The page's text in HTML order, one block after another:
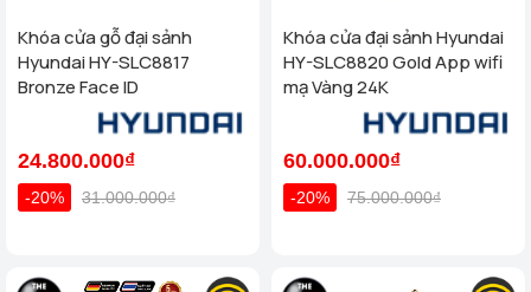
Khóa cửa gỗ đại sảnh
Hyundai HY-SLC8817
Bronze Face ID
24.800.000₫
-20% 31.000.000₫
Khóa cửa đại sảnh Hyundai
HY-SLC8820 Gold App wifi
mạ Vàng 24K
60.000.000₫
-20% 75.000.000₫